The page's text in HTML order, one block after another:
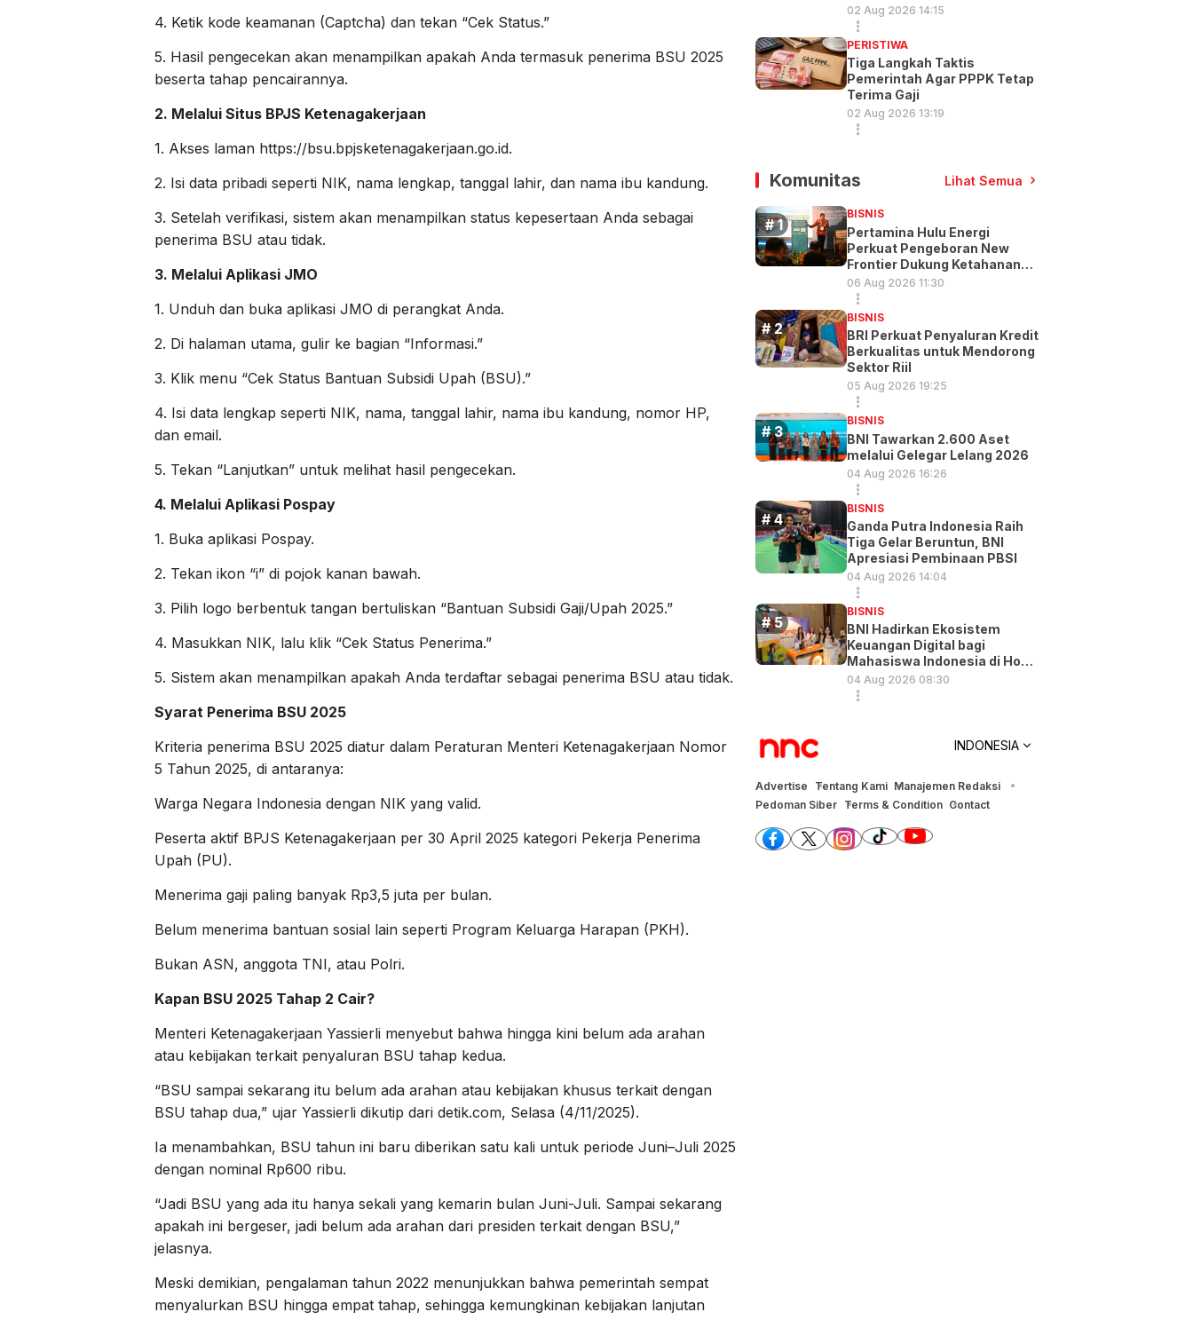
4. Ketik kode keamanan (Captcha) dan tekan “Cek Status.”
5. Hasil pengecekan akan menampilkan apakah Anda termasuk penerima BSU 2025
beserta tahap pencairannya.
2. Melalui Situs BPJS Ketenagakerjaan
1. Akses laman https://bsu.bpjsketenagakerjaan.go.id.
2. Isi data pribadi seperti NIK, nama lengkap, tanggal lahir, dan nama ibu kandung.
3. Setelah verifikasi, sistem akan menampilkan status kepesertaan Anda sebagai
penerima BSU atau tidak.
3. Melalui Aplikasi JMO
1. Unduh dan buka aplikasi JMO di perangkat Anda.
2. Di halaman utama, gulir ke bagian “Informasi.”
3. Klik menu “Cek Status Bantuan Subsidi Upah (BSU).”
4. Isi data lengkap seperti NIK, nama, tanggal lahir, nama ibu kandung, nomor HP,
dan email.
5. Tekan “Lanjutkan” untuk melihat hasil pengecekan.
4. Melalui Aplikasi Pospay
1. Buka aplikasi Pospay.
2. Tekan ikon “i” di pojok kanan bawah.
3. Pilih logo berbentuk tangan bertuliskan “Bantuan Subsidi Gaji/Upah 2025.”
4. Masukkan NIK, lalu klik “Cek Status Penerima.”
5. Sistem akan menampilkan apakah Anda terdaftar sebagai penerima BSU atau tidak.
Syarat Penerima BSU 2025
Kriteria penerima BSU 2025 diatur dalam Peraturan Menteri Ketenagakerjaan Nomor
5 Tahun 2025, di antaranya:
Warga Negara Indonesia dengan NIK yang valid.
Peserta aktif BPJS Ketenagakerjaan per 30 April 2025 kategori Pekerja Penerima
Upah (PU).
Menerima gaji paling banyak Rp3,5 juta per bulan.
Belum menerima bantuan sosial lain seperti Program Keluarga Harapan (PKH).
Bukan ASN, anggota TNI, atau Polri.
Kapan BSU 2025 Tahap 2 Cair?
Menteri Ketenagakerjaan Yassierli menyebut bahwa hingga kini belum ada arahan
atau kebijakan terkait penyaluran BSU tahap kedua.
“BSU sampai sekarang itu belum ada arahan atau kebijakan khusus terkait dengan
BSU tahap dua,” ujar Yassierli dikutip dari detik.com, Selasa (4/11/2025).
Ia menambahkan, BSU tahun ini baru diberikan satu kali untuk periode Juni–Juli 2025
dengan nominal Rp600 ribu.
“Jadi BSU yang ada itu hanya sekali yang kemarin bulan Juni-Juli. Sampai sekarang
apakah ini bergeser, jadi belum ada arahan dari presiden terkait dengan BSU,”
jelasnya.
Meski demikian, pengalaman tahun 2022 menunjukkan bahwa pemerintah sempat
menyalurkan BSU hingga empat tahap, sehingga kemungkinan kebijakan lanjutan
02 Aug 2026 14:15
PERISTIWA
Tiga Langkah Taktis
Pemerintah Agar PPPK Tetap
Terima Gaji
02 Aug 2026 13:19
Komunitas Lihat Semua
BISNIS
Pertamina Hulu Energi
Perkuat Pengeboran New
Frontier Dukung Ketahanan
Energi
06 Aug 2026 11:30
BISNIS
BRI Perkuat Penyaluran Kredit
Berkualitas untuk Mendorong
Sektor Riil
05 Aug 2026 19:25
BISNIS
BNI Tawarkan 2.600 Aset
melalui Gelegar Lelang 2026
04 Aug 2026 16:26
BISNIS
Ganda Putra Indonesia Raih
Tiga Gelar Beruntun, BNI
Apresiasi Pembinaan PBSI
04 Aug 2026 14:04
BISNIS
BNI Hadirkan Ekosistem
Keuangan Digital bagi
Mahasiswa Indonesia di Hong
Kong
04 Aug 2026 08:30
INDONESIA
Advertise Tentang Kami Manajemen Redaksi
Pedoman Siber Terms & Condition Contact